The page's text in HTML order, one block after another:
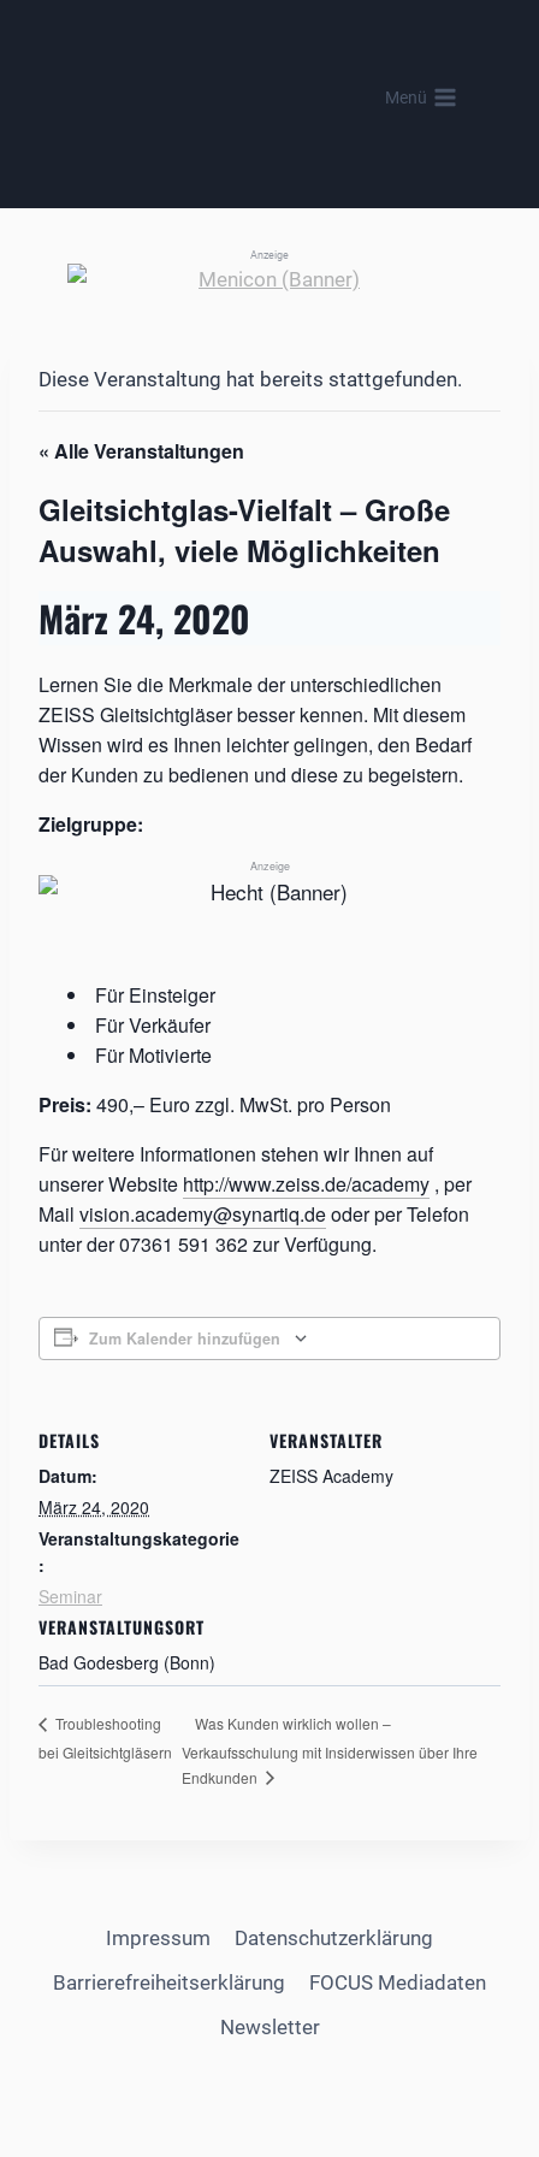
Menü
Anzeige
Diese Veranstaltung hat bereits stattgefunden.
« Alle Veranstaltungen
Gleitsichtglas-Vielfalt – Große
Auswahl, viele Möglichkeiten
März 24, 2020
Lernen Sie die Merkmale der unterschiedlichen
ZEISS Gleitsichtgläser besser kennen. Mit diesem
Wissen wird es Ihnen leichter gelingen, den Bedarf
der Kunden zu bedienen und diese zu begeistern.
Zielgruppe:
Anzeige
Für Einsteiger
Für Verkäufer
Für Motivierte
Preis: 490,– Euro zzgl. MwSt. pro Person
Für weitere Informationen stehen wir Ihnen auf
unserer Website http://www.zeiss.de/academy , per
Mail vision.academy@synartiq.deoder per Telefon
unter der 07361 591 362 zur Verfügung.
Zum Kalender hinzufügen
DETAILS
Datum:
März 24, 2020
Veranstaltungskategorie
:
Seminar
VERANSTALTUNGSORT
Bad Godesberg (Bonn)
VERANSTALTER
ZEISS Academy
Troubleshooting
bei Gleitsichtgläsern
Was Kunden wirklich wollen –
Verkaufsschulung mit Insiderwissen über Ihre
Endkunden
Impressum
Datenschutzerklärung
Barrierefreiheitserklärung
FOCUS Mediadaten
Newsletter